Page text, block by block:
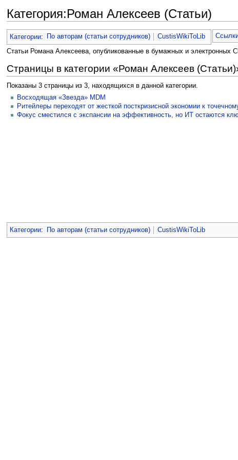
Категория:Роман Алексеев (Статьи)
Перейти к:навигация,поиск
Категории: По авторам (статьи сотрудников) CustisWikiToLib
Статьи Романа Алексеева, опубликованные в бумажных и электронных
Страницы в категории «Роман Алексеев
Показаны 3 страницы из 3, находящихся в данной категории.
Восходящая «Звезда» MDM
Ритейлеры переходят от жесткой посткризисной экономии к
Фокус сместился с экспансии на эффективность, но ИТ остаются
Категории: По авторам (статьи сотрудников) CustisWikiToLib